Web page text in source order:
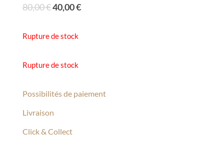
80,00€Le
initial
80,00 €.
40,00€Le
Rupture de stock
Rupture de stock
Possibilités de paiement
Livraison
Click & Collect